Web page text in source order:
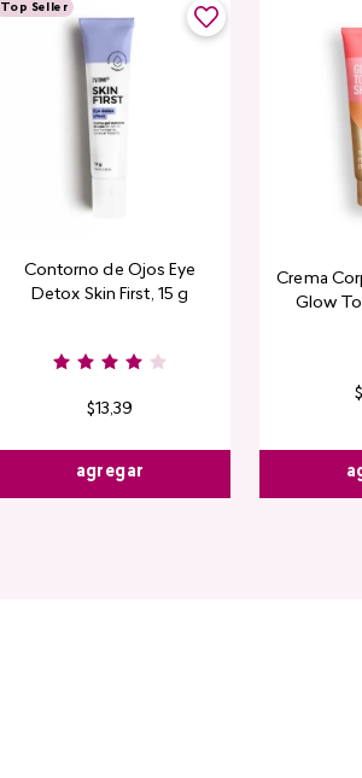
Top Seller
Contorno de Ojos Eye
Detox Skin First, 15 g
$13,39
agregar
Crema
Glow
$